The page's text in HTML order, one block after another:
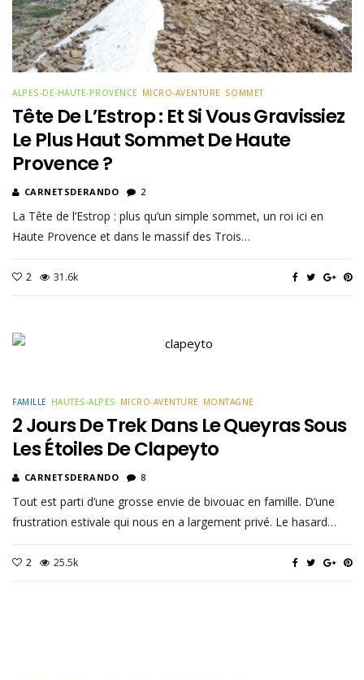
ALPES-DE-HAUTE-PROVENCE MICRO-AVENTURE SOMMET
Tête De L’Estrop : Et Si Vous Gravissiez
Le Plus Haut Sommet De Haute
Provence ?
CARNETSDERANDO 2
La Tête de l’Estrop : plus qu’un simple sommet, un roi ici en
Haute Provence et dans le massif des Trois…
2 31.6k
FAMILLE HAUTES-ALPES MICRO-AVENTURE MONTAGNE
2 Jours De Trek Dans Le Queyras Sous
Les Étoiles De Clapeyto
CARNETSDERANDO 8
Tout est parti d’une grosse envie de bivouac en famille. D’une
frustration estivale qui nous en a largement privé. Le hasard…
2 25.5k